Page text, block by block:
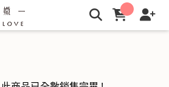
己，引導你從外用到內服的自體美 |